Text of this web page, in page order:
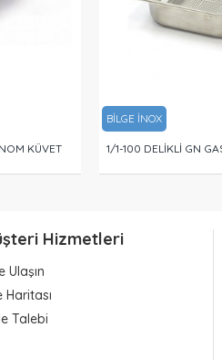
KÜVET
BİLGE İNOX
1/1-100 DELİKLİ GN
Hizmetleri
Ulaşın
Haritası
Talebi